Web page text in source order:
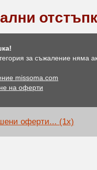
за съжаление няма
missoma.com
на оферти
оферти... (1x)